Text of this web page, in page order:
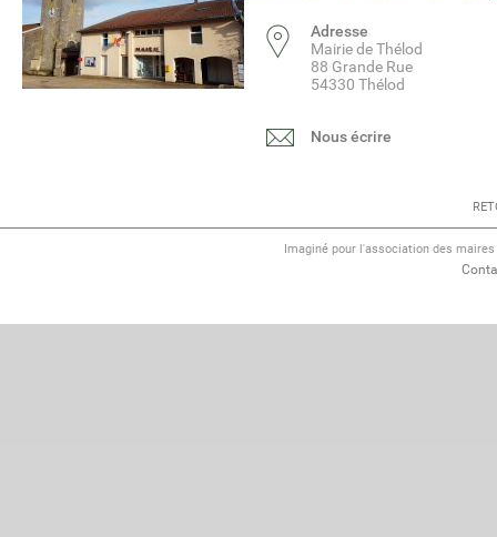
Adresse
Mairie de Thélod
88 Grande Rue
54330 Thélod
Nous écrire
Imaginé pour l'association des